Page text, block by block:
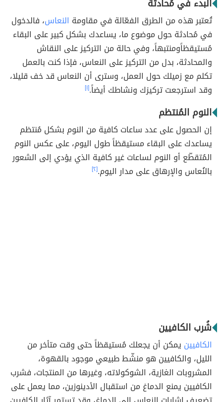
البدء في مُحادثة
تُعتبر هذه من الطرق الفعّالة في مقاومة النعاس، فالدخول
في مُحادثة حول موضوع ما، يساعدك بشكل كبير على البقاء
مُستيقظاًومنتبهاً، وفي حالة من التركيز على النقاش
والمحادثة، بدل من التركيز على النعاس، فإذا كنت بالعمل
تكلم مع زميلك حول العمل، وسترى أن النعاس قد خف قليلا،
وقد استرجعت تركيزك ونشاطك أيضاً.[١]
النوم المُنتظم
إن الحصول على عدد ساعات كافية من النوم بشكل مُنتظم
يساعدك على البقاء مستيقظاً طول اليوم، على عكس النوم
المُتقطّع أو النوم لساعات غير كافية الذي يؤدي إلى الشعور
بالنُعاس والإرهاق على مدار اليوم.[٢]
شُرب الكافيين
الكافيين يمكن أن يجعلك مُستيقظاً حتى وقت متأخر من
الليل، والكافيين هو منشّط طبيعي موجود بالقهوة،
المشروبات الغازية، الشوكولاته، وغيرها من المنتجات، فشرب
الكافيين يمنع الدماغ من استقبال الأدينوزين، مما يعمل على